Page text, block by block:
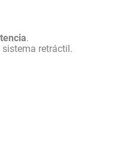
.
retráctil.